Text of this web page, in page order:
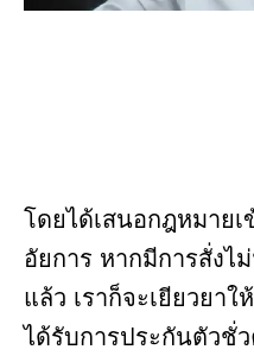
โดยได้เสนอกฎหมาย
อัยการ หากมีการสั่งไ
แล้ว เราก็จะเยียวยาใ
ได้รับการประกันตัวชั่